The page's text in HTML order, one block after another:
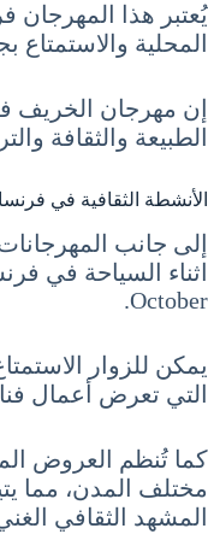
يُعتبر هذا المهرجان
المحلية
إن مهرجان الخريف
الطبيعة والثقافة
الأنشطة الثقافية في
إلى جانب
October.
يمكن للزوار
التي تعرض أعمال
كما تُنظم العروض
مختلف المدن، مما
المشهد الثقافي